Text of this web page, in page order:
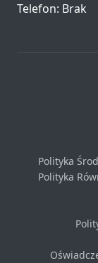
Telefon: Brak
Polityka
Polityka